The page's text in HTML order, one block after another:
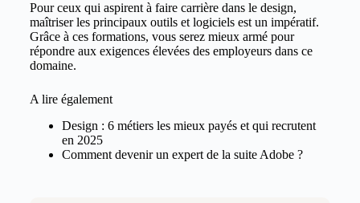
Pour ceux qui aspirent à faire carrière dans le design,
maîtriser les principaux outils et logiciels est un impératif.
Grâce à ces formations, vous serez mieux armé pour
répondre aux exigences élevées des employeurs dans ce
domaine.
A lire également
Design : 6 métiers les mieux payés et qui recrutent
en 2025
Comment devenir un expert de la suite Adobe ?